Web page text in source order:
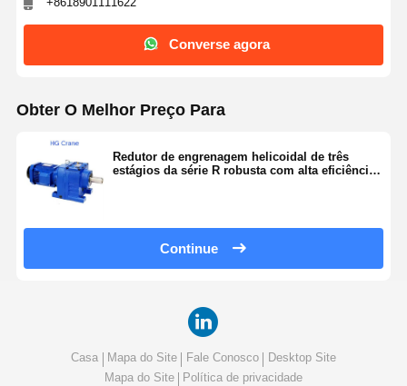
(N.m)
Converse agora
Obter O Melhor Preço Para
Redutor de engrenagem helicoidal de três
estágios da série R robusta com alta eficiência
Continue
Casa Mapa do Site Fale Conosco
Desktop Site
Mapa do Site
Política de privacidade